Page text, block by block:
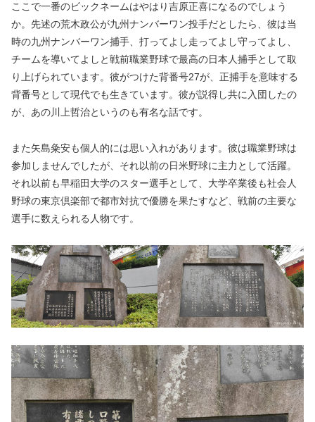
ここで一番のビックネームはやはり吉原正喜になるのでしょう
か。先述の荒木政公が九州ナンバーワン投手だとしたら、彼は当
時の九州ナンバーワン捕手、打ってよし走ってよし守ってよし、
チームを導いてよしと戦前職業野球で最高の日本人捕手として取
り上げられています。彼がつけた背番号27が、正捕手を意味する
背番号として現代でも生きています。彼が説得し共に入団したの
が、あの川上哲治というのも有名な話です。
また矢島粂安も個人的には思い入れがあります。彼は職業野球は
参加しませんでしたが、それ以前の日米野球に主力として活躍。
それ以前も早稲田大学のスター選手として、大学卒業後も社会人
野球の東京倶楽部で都市対抗で優勝を果たすなど、戦前の主要な
選手に数えられる人物です。